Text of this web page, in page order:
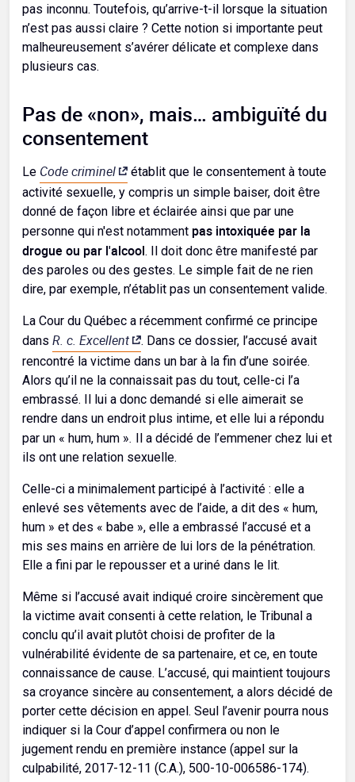
pas inconnu. Toutefois, qu’arrive-t-il lorsque la situation
n’est pas aussi claire ? Cette notion si importante peut
malheureusement s’avérer délicate et complexe dans
plusieurs cas.
Pas de «non», mais… ambiguïté du
consentement
Le Code criminel
établit que le consentement à toute
activité sexuelle, y compris un simple baiser, doit être
donné de façon libre et éclairée ainsi que par une
personne qui n'est notamment pas intoxiquée par la
drogue ou par l'alcool. Il doit donc être manifesté par
des paroles ou des gestes. Le simple fait de ne rien
dire, par exemple, n’établit pas un consentement valide.
La Cour du Québec a récemment confirmé ce principe
dans R. c. Excellent
. Dans ce dossier, l’accusé avait
rencontré la victime dans un bar à la fin d’une soirée.
Alors qu’il ne la connaissait pas du tout, celle-ci l’a
embrassé. Il lui a donc demandé si elle aimerait se
rendre dans un endroit plus intime, et elle lui a répondu
par un « hum, hum ».
Il a décidé de l’emmener chez lui et
ils ont une relation sexuelle.
Celle-ci a minimalement participé à l’activité : elle a
enlevé ses vêtements avec de l’aide, a dit des « hum,
hum » et des « babe », elle a embrassé l’accusé et a
mis ses mains en arrière de lui lors de la pénétration.
Elle a fini par le repousser et a uriné dans le lit.
Même si l’accusé avait indiqué croire sincèrement que
la victime avait consenti à cette relation, le Tribunal a
conclu qu’il avait plutôt choisi de profiter de la
vulnérabilité évidente de sa partenaire, et ce, en toute
connaissance de cause. L’accusé, qui maintient toujours
sa croyance sincère au consentement, a alors décidé de
porter cette décision en appel. Seul l’avenir pourra nous
indiquer si la Cour d’appel confirmera ou non le
jugement rendu en première instance (appel sur la
culpabilité, 2017-12-11 (C.A.), 500-10-006586-174).